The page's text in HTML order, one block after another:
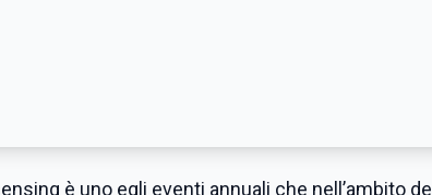
è uno egli eventi annuali che nell’ambito